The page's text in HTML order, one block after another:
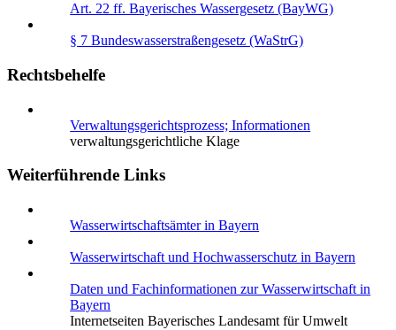
Art. 22 ff. Bayerisches Wassergesetz (BayWG)
§ 7 Bundeswasserstraßengesetz (WaStrG)
Rechtsbehelfe
Verwaltungsgerichtsprozess; Informationen
verwaltungsgerichtliche Klage
Weiterführende Links
Wasserwirtschaftsämter in Bayern
Wasserwirtschaft und Hochwasserschutz in Bayern
Daten und Fachinformationen zur Wasserwirtschaft in
Bayern
Internetseiten Bayerisches Landesamt für Umwelt